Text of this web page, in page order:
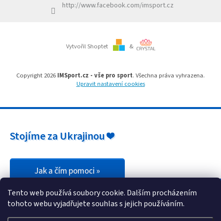
Tento web používá soubory cookie. Dalším procházením
tohoto webu vyjadřujete souhlas s jejich používáním.
y
http://www.facebook.com/imsport.cz
Vytvořil Shoptet &
Copyright 2026 IMSport.cz - vše pro sport. Všechna práva vyhrazena.
Upravit nastavení cookies
Stojíme za Ukrajinou ❤️
Jak a čím pomoci »